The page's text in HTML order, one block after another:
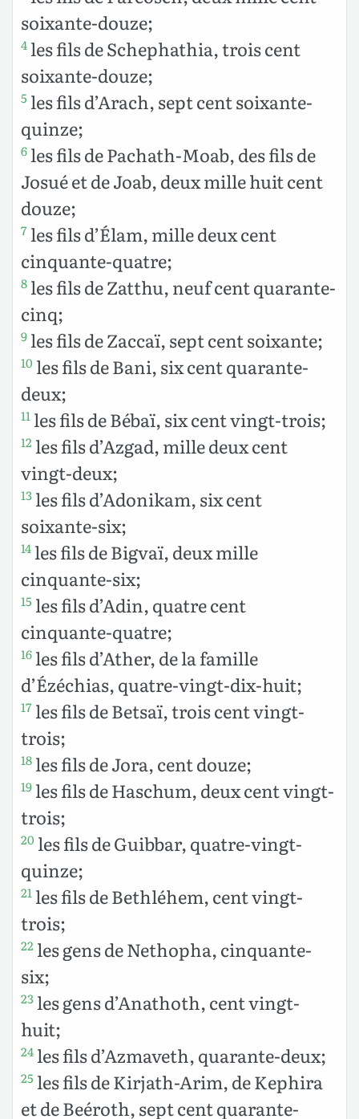
soixante-douze;
4 les fils de Schephathia, trois cent
soixante-douze;
5 les fils d’Arach, sept cent soixante-
quinze;
6 les fils de Pachath-Moab, des fils de
Josué et de Joab, deux mille huit cent
douze;
7 les fils d’Élam, mille deux cent
cinquante-quatre;
8 les fils de Zatthu, neuf cent quarante-
cinq;
9 les fils de Zaccaï, sept cent soixante;
10 les fils de Bani, six cent quarante-
deux;
11 les fils de Bébaï, six cent vingt-trois;
12 les fils d’Azgad, mille deux cent
vingt-deux;
13 les fils d’Adonikam, six cent
soixante-six;
14 les fils de Bigvaï, deux mille
cinquante-six;
15 les fils d’Adin, quatre cent
cinquante-quatre;
16 les fils d’Ather, de la famille
d’Ézéchias, quatre-vingt-dix-huit;
17 les fils de Betsaï, trois cent vingt-
trois;
18 les fils de Jora, cent douze;
19 les fils de Haschum, deux cent vingt-
trois;
20 les fils de Guibbar, quatre-vingt-
quinze;
21 les fils de Bethléhem, cent vingt-
trois;
22 les gens de Nethopha, cinquante-
six;
23 les gens d’Anathoth, cent vingt-
huit;
24 les fils d’Azmaveth, quarante-deux;
25 les fils de Kirjath-Arim, de Kephira
et de Beéroth, sept cent quarante-